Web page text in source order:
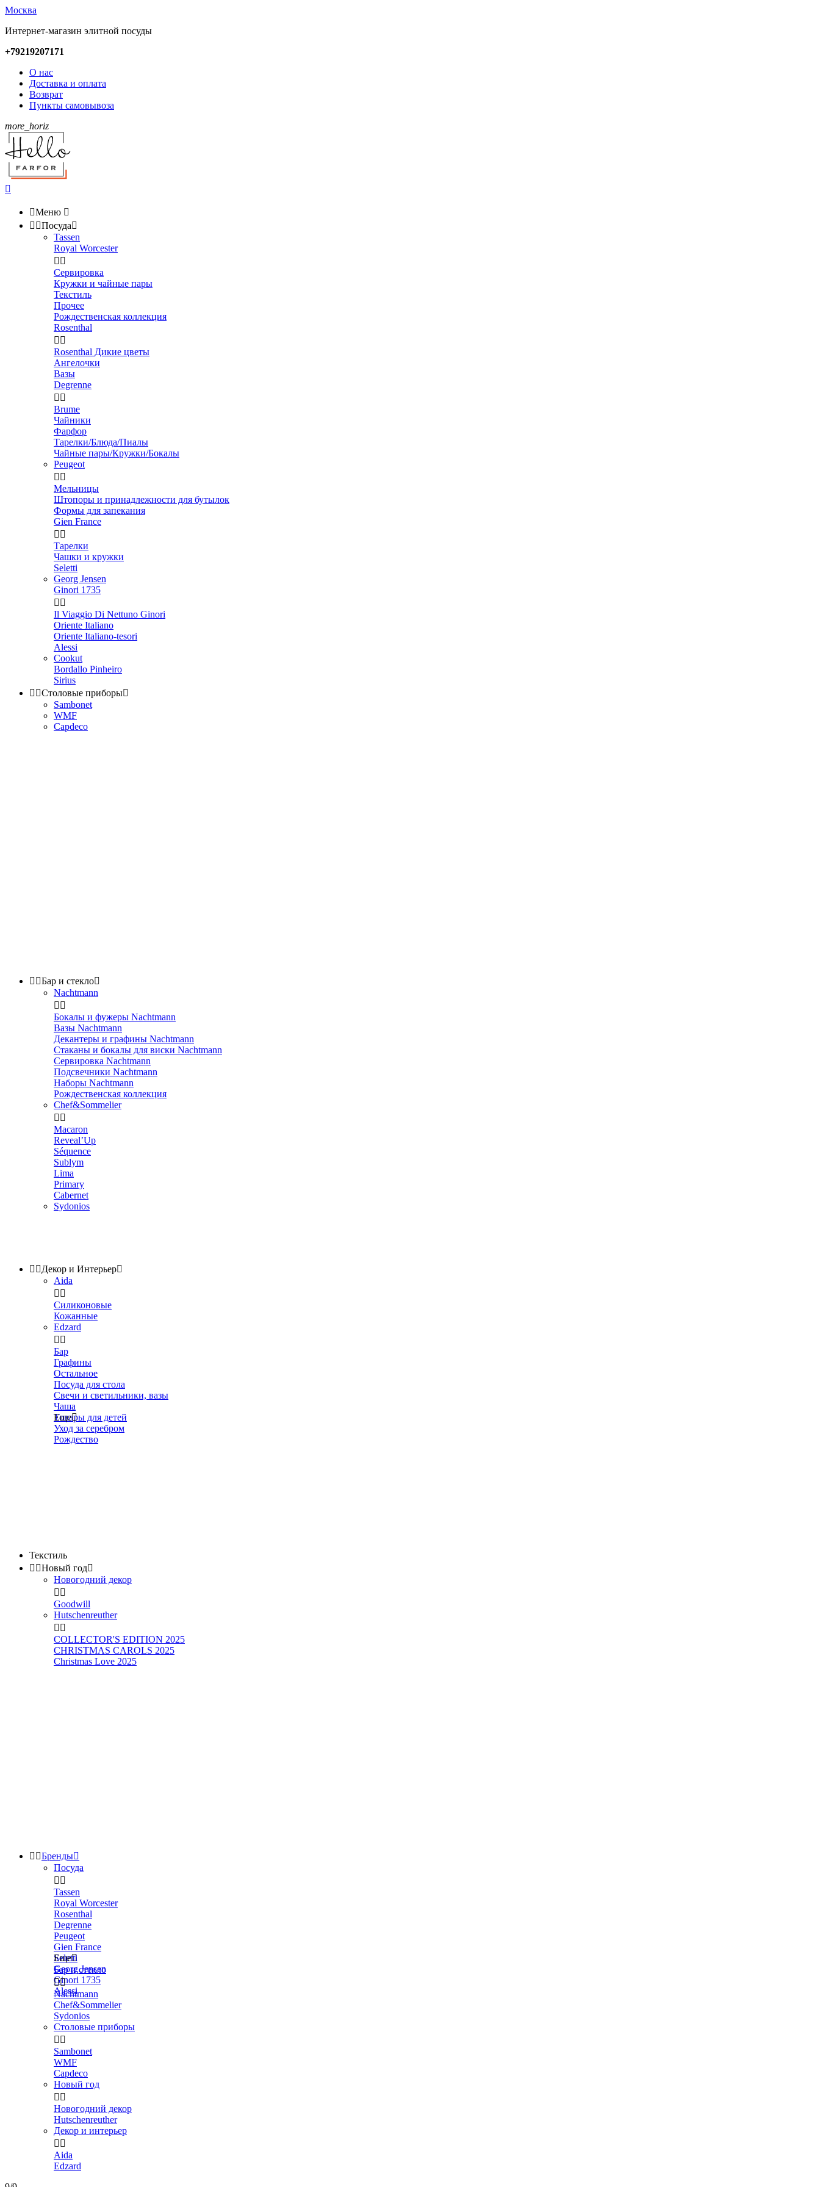
Москва
Интернет-магазин элитной посуды
+79219207171
О нас
Доставка и оплата
Возврат
Пункты самовывоза
more_horiz

Меню 
 Посуда
Tassen
Royal Worcester
 
Сервировка
Кружки и чайные пары
Текстиль
Прочее
Рождественская коллекция
Rosenthal
 
Rosenthal Дикие цветы
Ангелочки
Вазы
Degrenne
 
Brume
Чайники
Фарфор
Тарелки/Блюда/Пиалы
Чайные пары/Кружки/Бокалы
Peugeot
 
Мельницы
Штопоры и принадлежности для бутылок
Формы для запекания
Gien France
 
Тарелки
Чашки и кружки
Seletti
Georg Jensen
Ginori 1735
 
Il Viaggio Di Nettuno Ginori
Oriente Italiano
Oriente Italiano-tesori
Alessi
Cookut
Bordallo Pinheiro
Sirius
 Столовые приборы
Sambonet
WMF
Capdeco
 Бар и стекло
Nachtmann
 
Бокалы и фужеры Nachtmann
Вазы Nachtmann
Декантеры и графины Nachtmann
Стаканы и бокалы для виски Nachtmann
Сервировка Nachtmann
Подсвечники Nachtmann
Наборы Nachtmann
Рождественская коллекция
Chef&Sommelier
 
Macaron
Reveal’Up
Séquence
Sublym
Lima
Primary
Cabernet
Sydonios
 Декор и Интерьер
Aida
 
Силиконовые
Кожанные
Edzard
 
Бар
Графины
Остальное
Посуда для стола
Свечи и светильники, вазы
Чаша
Товары для детей
Уход за серебром
Рождество
Еще
Текстиль
 Новый год
Новогодний декор
 
Goodwill
Hutschenreuther
 
COLLECTOR'S EDITION 2025
CHRISTMAS CAROLS 2025
Christmas Love 2025
 Бренды
Посуда
 
Tassen
Royal Worcester
Rosenthal
Degrenne
Peugeot
Gien France
Seletti
Georg Jensen
Ginori 1735
Alessi
Еще
Бар и стекло

Nachtmann
Chef&Sommelier
Sydonios
Столовые приборы
 
Sambonet
WMF
Capdeco
Новый год
 
Новогодний декор
Hutschenreuther
Декор и интерьер
 
Aida
Edzard